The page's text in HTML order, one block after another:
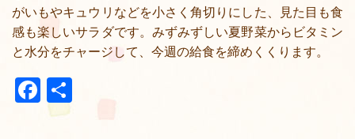
がいもやキュウリなどを小さく角切りにした、見た目も食
感も楽しいサラダです。みずみずしい夏野菜からビタミン
と水分をチャージして、今週の給食を締めくくります。
Facebook